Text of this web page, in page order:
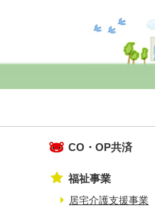
CO・OP共済
福祉事業
居宅介護支援事業